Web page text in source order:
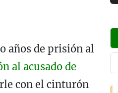
años de prisión al
al acusado de
con el cinturón